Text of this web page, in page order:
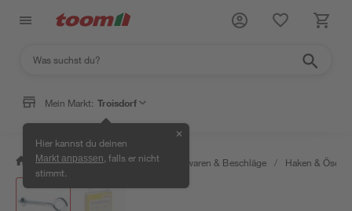
Mein Markt: Troisdorf
Hier kannst du deinen
Markt anpassen , falls er nicht
stimmt.
✕
/ Werkstatt & Maschinen / Eisenwaren & Beschläge / Haken & Ösen